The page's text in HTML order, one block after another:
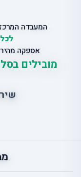
המעבדה
אספקה
מובילים
שיר